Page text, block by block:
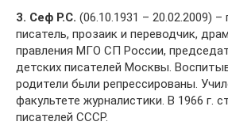
3. Сеф Р.С. (06.10.1931 – 20.02.2009) –
писатель, прозаик и переводчик,
правления МГО СП России,
детских писателей Москвы.
родители были репрессированы.
факультете журналистики. В 1966 г.
писателей СССР.